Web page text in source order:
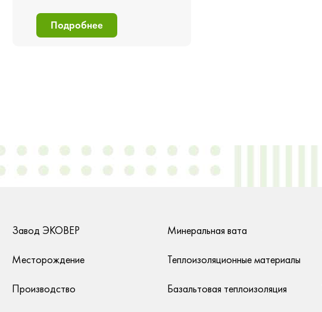
Подробнее
Завод ЭКОВЕР Минеральная вата
Месторождение Теплоизоляционные материалы
Производство Базальтовая теплоизоляция